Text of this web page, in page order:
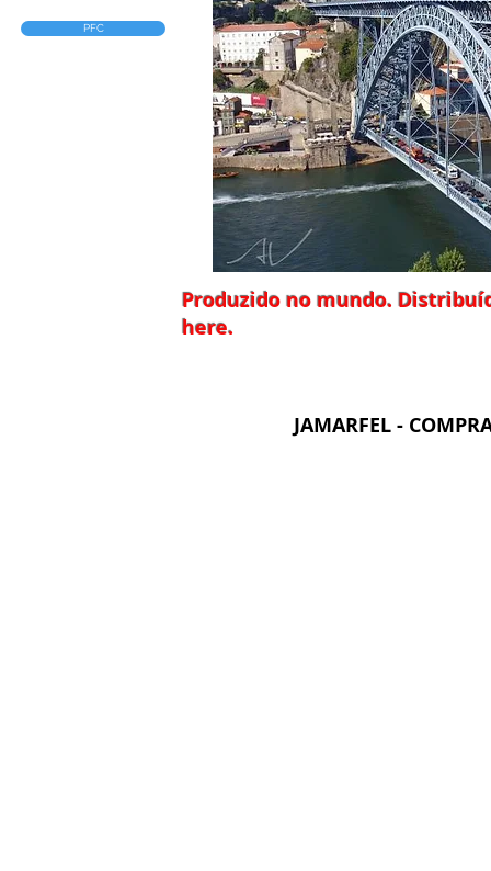
PFC
Produzido no mundo.
here.
JAMARFEL -